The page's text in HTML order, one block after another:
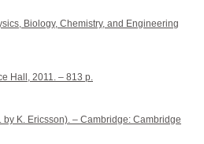
Biology, Chemistry, and Engineering
Hall, 2011. – 813 p.
K. Ericsson). – Cambridge: Cambridge